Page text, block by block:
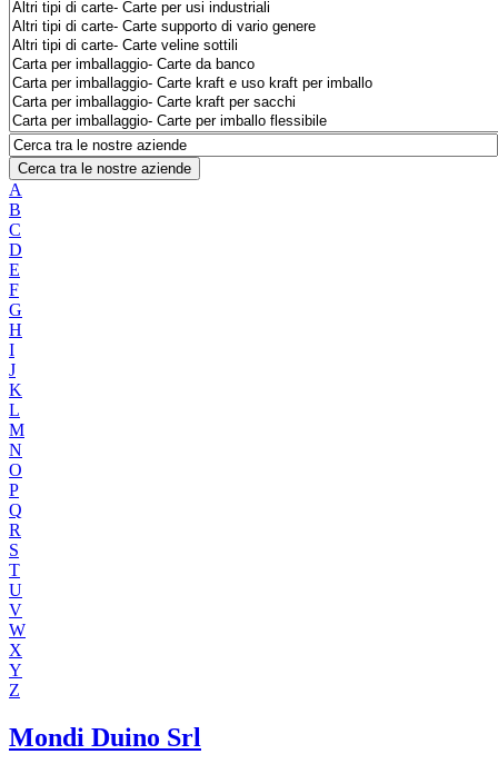
Cerca tra le nostre aziende
A
B
C
D
E
F
G
H
I
J
K
L
M
N
O
P
Q
R
S
T
U
V
W
X
Y
Z
Mondi Duino Srl